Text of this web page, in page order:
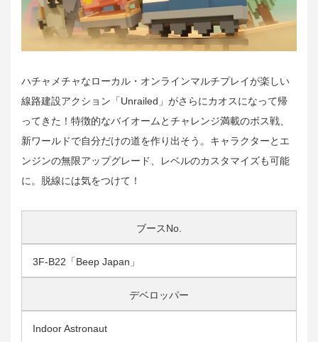
ハチャメチャなローカル・オンラインマルチプレイが楽しい
線路建設アクション「Unrailed」がさらにカオスになって帰
ってきた！特徴的なバイオームとチャレンジ満載のボス戦、
新ワールドで自分だけの道を作り出そう。キャラクターとエ
ンジンの無限アップグレード、レベルのカスタマイズも可能
に。脱線には気をつけて！
ブースNo.
3F-B22「Beep Japan」
デベロッパー
Indoor Astronaut